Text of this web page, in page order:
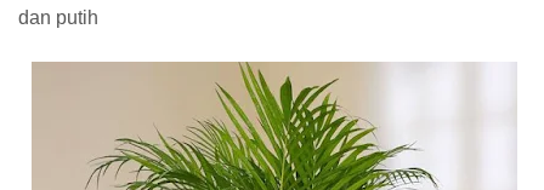
dan putih